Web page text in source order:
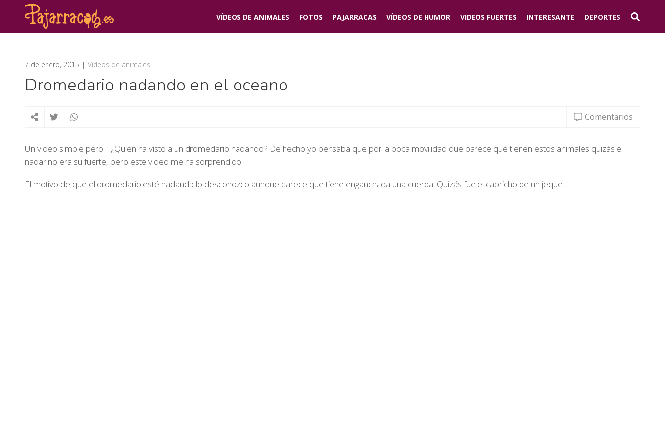
VÍDEOS DE ANIMALES FOTOS PAJARRACAS VÍDEOS DE HUMOR VIDEOS FUERTES INTERESANTE DEPORTES
7 de enero, 2015 Videos de animales
Dromedario nadando en el oceano
Comentarios
Un video simple pero… ¿Quien ha visto a un dromedario nadando? De hecho yo pensaba que por la poca movilidad que parece que tienen estos animales quizás el
nadar no era su fuerte, pero este video me ha sorprendido.
El motivo de que el dromedario esté nadando lo desconozco aunque parece que tiene enganchada una cuerda. Quizás fue el capricho de un jeque…